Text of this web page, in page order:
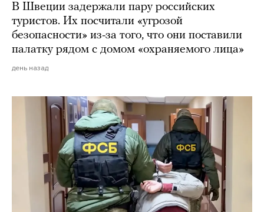
В Швеции задержали пару российских
туристов. Их посчитали «угрозой
безопасности» из-за того, что они поставили
палатку рядом с домом «охраняемого лица»
день назад